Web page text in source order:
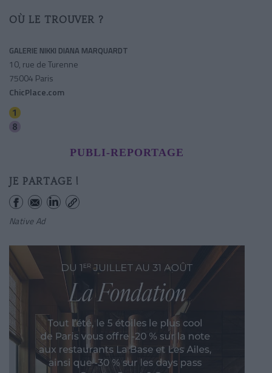
OÙ LE TROUVER ?
GALERIE NIKKI DIANA MARQUARDT
10, rue de Turenne
75004 Paris
ChicPlace.com
PUBLI-REPORTAGE
JE PARTAGE !
Native Ad